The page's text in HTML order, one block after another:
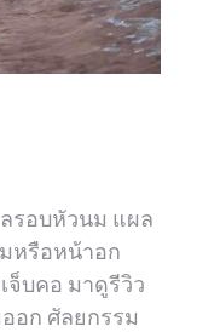
รอบหัวนม แผล
หรือหน้าอก
จ็บคอ มาดูรีวิว
อก ศัลยกรรม